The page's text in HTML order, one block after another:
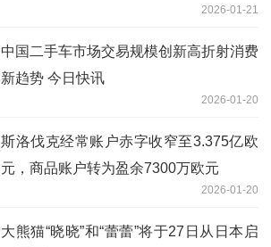
2026-01-21
中国二手车市场交易规模创新高折射消费
新趋势 今日快讯
2026-01-20
斯洛伐克经常账户赤字收窄至3.375亿欧
元，商品账户转为盈余7300万欧元
2026-01-20
大熊猫“晓晓”和“蕾蕾”将于27日从日本启